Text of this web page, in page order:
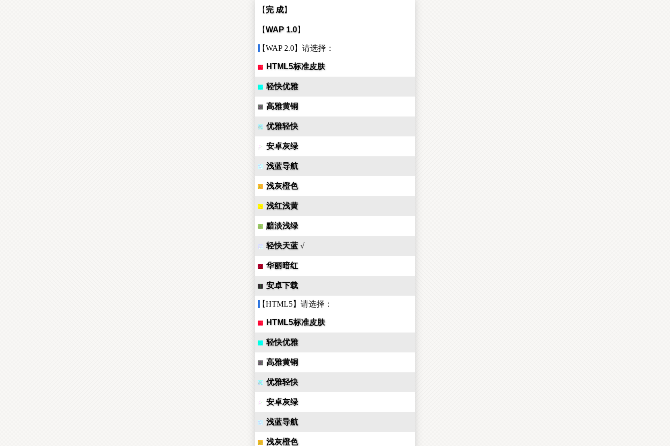
【 完 成】
【WAP 1.0】
【WAP 2.0】请选择：
HTML5标准皮肤
轻快优雅
高雅黄铜
优雅轻快
安卓灰绿
浅蓝导航
浅灰橙色
浅红浅黄
黯淡浅绿
轻快天蓝 √
华丽暗红
安卓下载
【HTML5】请选择：
HTML5标准皮肤
轻快优雅
高雅黄铜
优雅轻快
安卓灰绿
浅蓝导航
浅灰橙色